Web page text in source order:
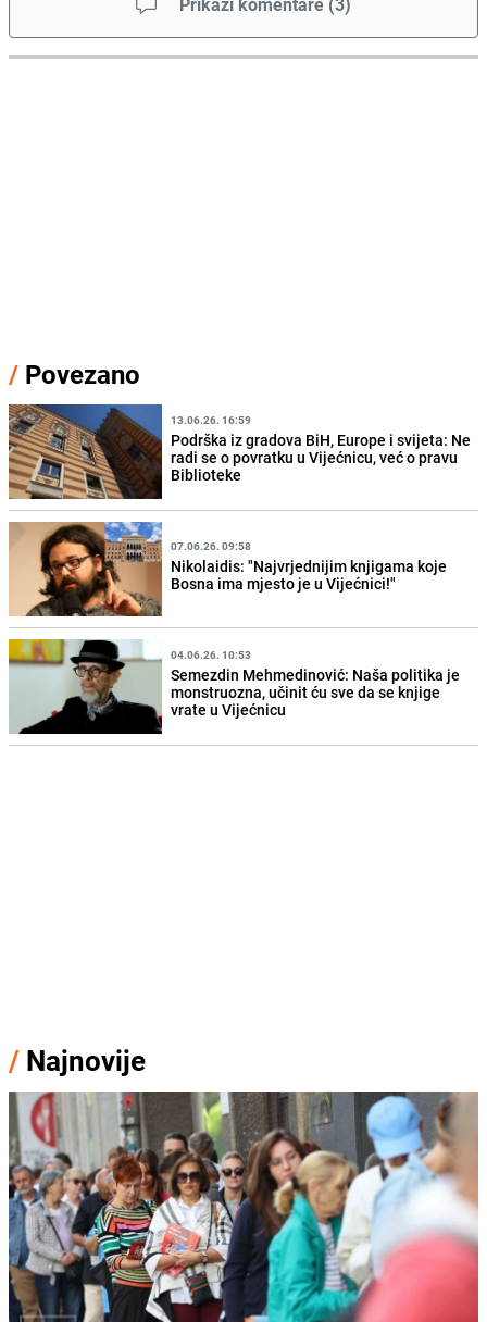
/ Povezano
13.06.26. 16:59
Podrška iz gradova BiH, Europe i svijeta: Ne
radi se o povratku u Vijećnicu, već o pravu
Biblioteke
07.06.26. 09:58
Nikolaidis: "Najvrjednijim knjigama koje
Bosna ima mjesto je u Vijećnici!"
04.06.26. 10:53
Semezdin Mehmedinović: Naša politika je
monstruozna, učinit ću sve da se knjige
vrate u Vijećnicu
/ Najnovije